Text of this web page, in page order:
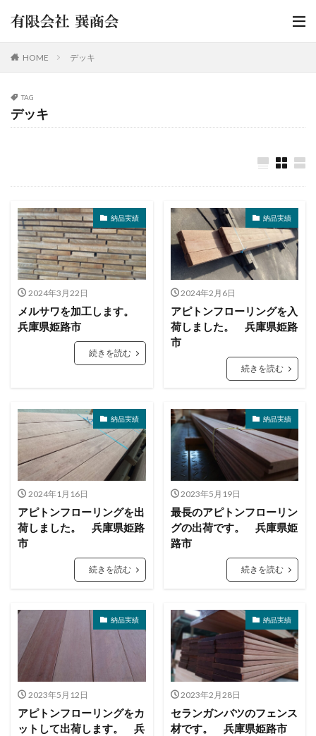
HOME デッキ
TAG
デッキ
納品実績
2024年3月22日
メルサワを加工します。
兵庫県姫路市
続きを読む
納品実績
2024年2月6日
アピトンフローリングを入
荷しました。 兵庫県姫路
市
続きを読む
納品実績
2024年1月16日
アピトンフローリングを出
荷しました。 兵庫県姫路
市
続きを読む
納品実績
2023年5月19日
最長のアピトンフローリン
グの出荷です。 兵庫県姫
路市
続きを読む
納品実績
2023年5月12日
アピトンフローリングをカ
ットして出荷します。 兵
納品実績
2023年2月28日
セランガンバツのフェンス
材です。 兵庫県姫路市